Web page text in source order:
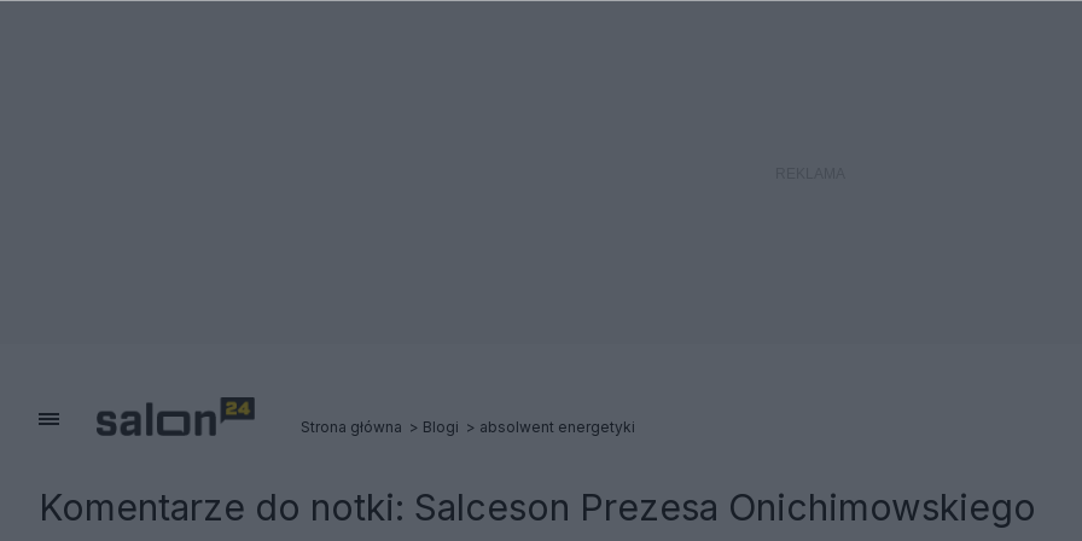
Strona główna Blogi absolwent energetyki
Komentarze do notki: Salceson Prezesa Onichimowskiego